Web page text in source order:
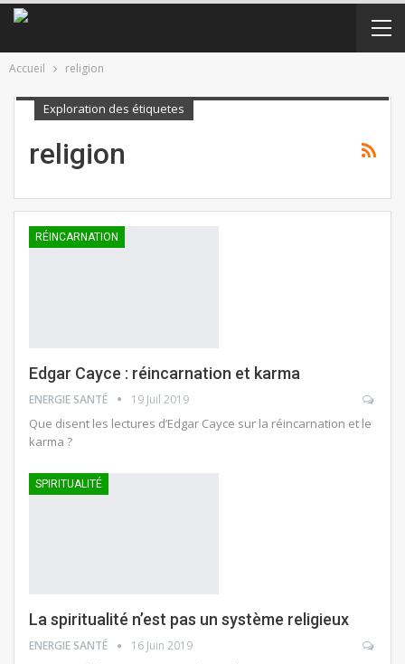
Accueil religion
Exploration des étiquetes
religion
RÉINCARNATION
Edgar Cayce : réincarnation et karma
ENERGIE SANTÉ 19 Juil 2019
Que disent les lectures d’Edgar Cayce sur la réincarnation et le
karma ?
SPIRITUALITÉ
La spiritualité n’est pas un système religieux
ENERGIE SANTÉ 16 Juin 2019